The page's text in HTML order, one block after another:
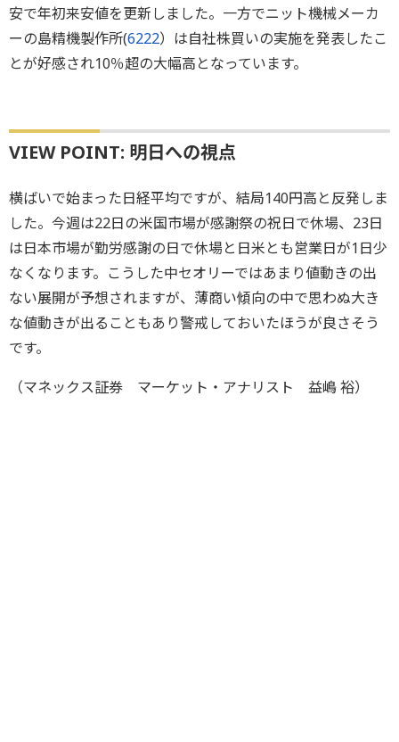
安で年初来安値を更新しました。一方でニット機械メーカ
ーの島精機製作所(6222）は自社株買いの実施を発表したこ
とが好感され10％超の大幅高となっています。
VIEW POINT: 明日への視点
横ばいで始まった日経平均ですが、結局140円高と反発しま
した。今週は22日の米国市場が感謝祭の祝日で休場、23日
は日本市場が勤労感謝の日で休場と日米とも営業日が1日少
なくなります。こうした中セオリーではあまり値動きの出
ない展開が予想されますが、薄商い傾向の中で思わぬ大き
な値動きが出ることもあり警戒しておいたほうが良さそう
です。
（マネックス証券 マーケット・アナリスト 益嶋 裕）